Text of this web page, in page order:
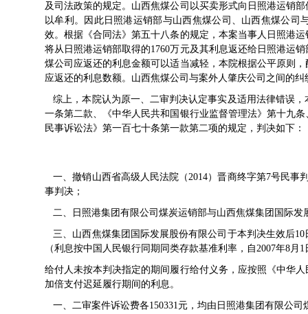
及司法政策的规定。山西焦煤公司以买卖形式向日照港运销
以牟利。因此日照港运销部与山西焦煤公司、山西焦煤公
效。根据《合同法》第五十八条的规定，本案当事人日照港
将从日照港运销部取得的1760万元及其利息返还给日照港运
煤公司应返还的利息金额可以适当减轻，本院根据公平原则
应返还的利息数额。山西焦煤公司与案外人肇庆公司之间的
综上，本院认为原一、二审判决认定事实及适用法律错误
一条第二款、《中华人民共和国银行业监督管理法》第十九
民事诉讼法》第一百七十条第一款第二项的规定，判决如下：
一、撤销山西省高级人民法院（2014）晋商终字第7号民事
事判决；
二、日照港集团有限公司煤炭运销部与山西焦煤集团国际
三、山西焦煤集团国际发展股份有限公司于本判决生效后
（利息按中国人民银行同期同类存款基准利率，自2007年8
给付人未按本判决指定的期间履行给付义务，应按照《中华
加倍支付迟延履行期间的利息。
一、二审案件诉讼费各150331元，均由日照港集团有限公